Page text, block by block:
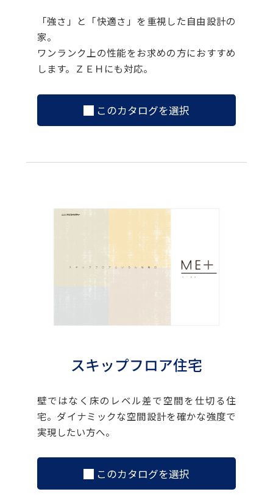
「強さ」と「快適さ」を重視した自由設計の
家。
ワンランク上の性能をお求めの方におすすめ
します。ＺＥＨにも対応。
このカタログを選択
スキップフロア住宅
壁ではなく床のレベル差で空間を仕切る住
宅。ダイナミックな空間設計を確かな強度で
実現したい方へ。
このカタログを選択